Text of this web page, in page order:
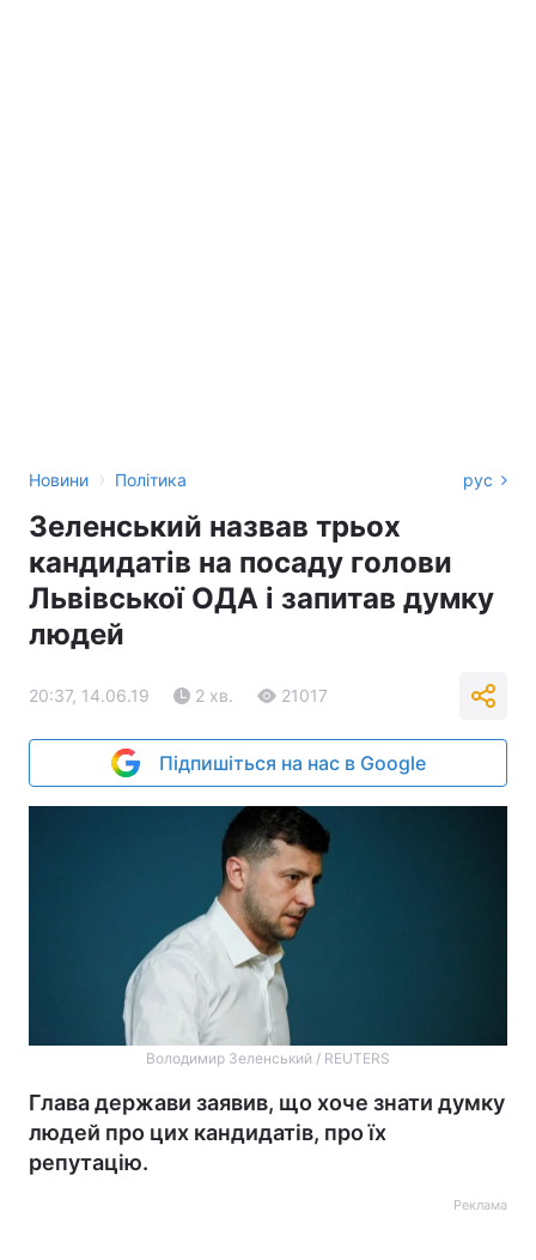
Новини › Політика рус
Зеленський назвав трьох
кандидатів на посаду голови
Львівської ОДА і запитав думку
людей
20:37, 14.06.19 2 хв. 21017
Підпишіться на нас в Google
Володимир Зеленський / REUTERS
Глава держави заявив, що хоче знати думку
людей про цих кандидатів, про їх
репутацію.
Реклама